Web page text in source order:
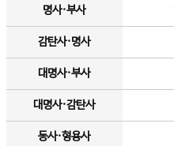
명사·부사
감탄사·명사
대명사·부사
대명사·감탄사
동사·형용사